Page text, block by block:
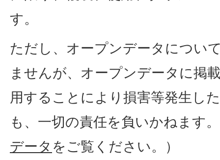
す。
ただし、オープンデータについ
ませんが、オープンデータに掲
用することにより損害等発生し
も、一切の責任を負いかねます
データ をご覧ください。）